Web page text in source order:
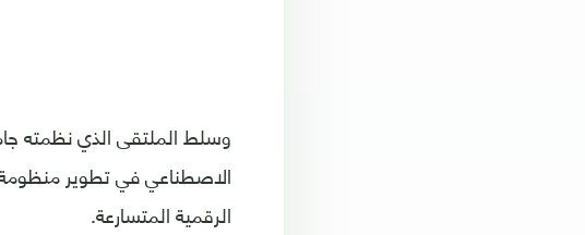
وسلط الملتقى الذي نظمته
الاصطناعي في تطوير منظومة
الرقمية المتسارعة.